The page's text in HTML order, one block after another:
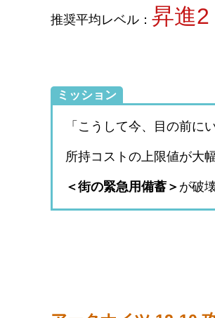
推奨平均レベル： 昇進2
ミッション
「こうして今、目の前に
所持コストの上限値が大
＜街の緊急用備蓄＞ が破